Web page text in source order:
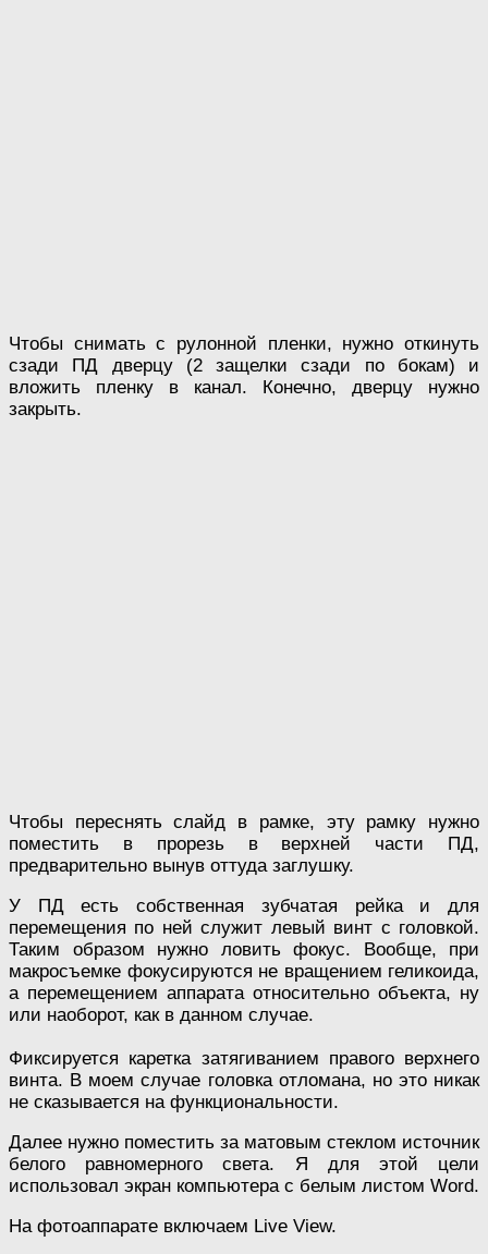
Чтобы снимать с рулонной пленки, нужно откинуть
сзади ПД дверцу (2 защелки сзади по бокам) и
вложить пленку в канал. Конечно, дверцу нужно
закрыть.
Чтобы переснять слайд в рамке, эту рамку нужно
поместить в прорезь в верхней части ПД,
предварительно вынув оттуда заглушку.
У ПД есть собственная зубчатая рейка и для
перемещения по ней служит левый винт с головкой.
Таким образом нужно ловить фокус. Вообще, при
макросъемке фокусируются не вращением геликоида,
а перемещением аппарата относительно объекта, ну
или наоборот, как в данном случае.
Фиксируется каретка затягиванием правого верхнего
винта. В моем случае головка отломана, но это никак
не сказывается на функциональности.
Далее нужно поместить за матовым стеклом источник
белого равномерного света. Я для этой цели
использовал экран компьютера с белым листом Word.
На фотоаппарате включаем Live View.